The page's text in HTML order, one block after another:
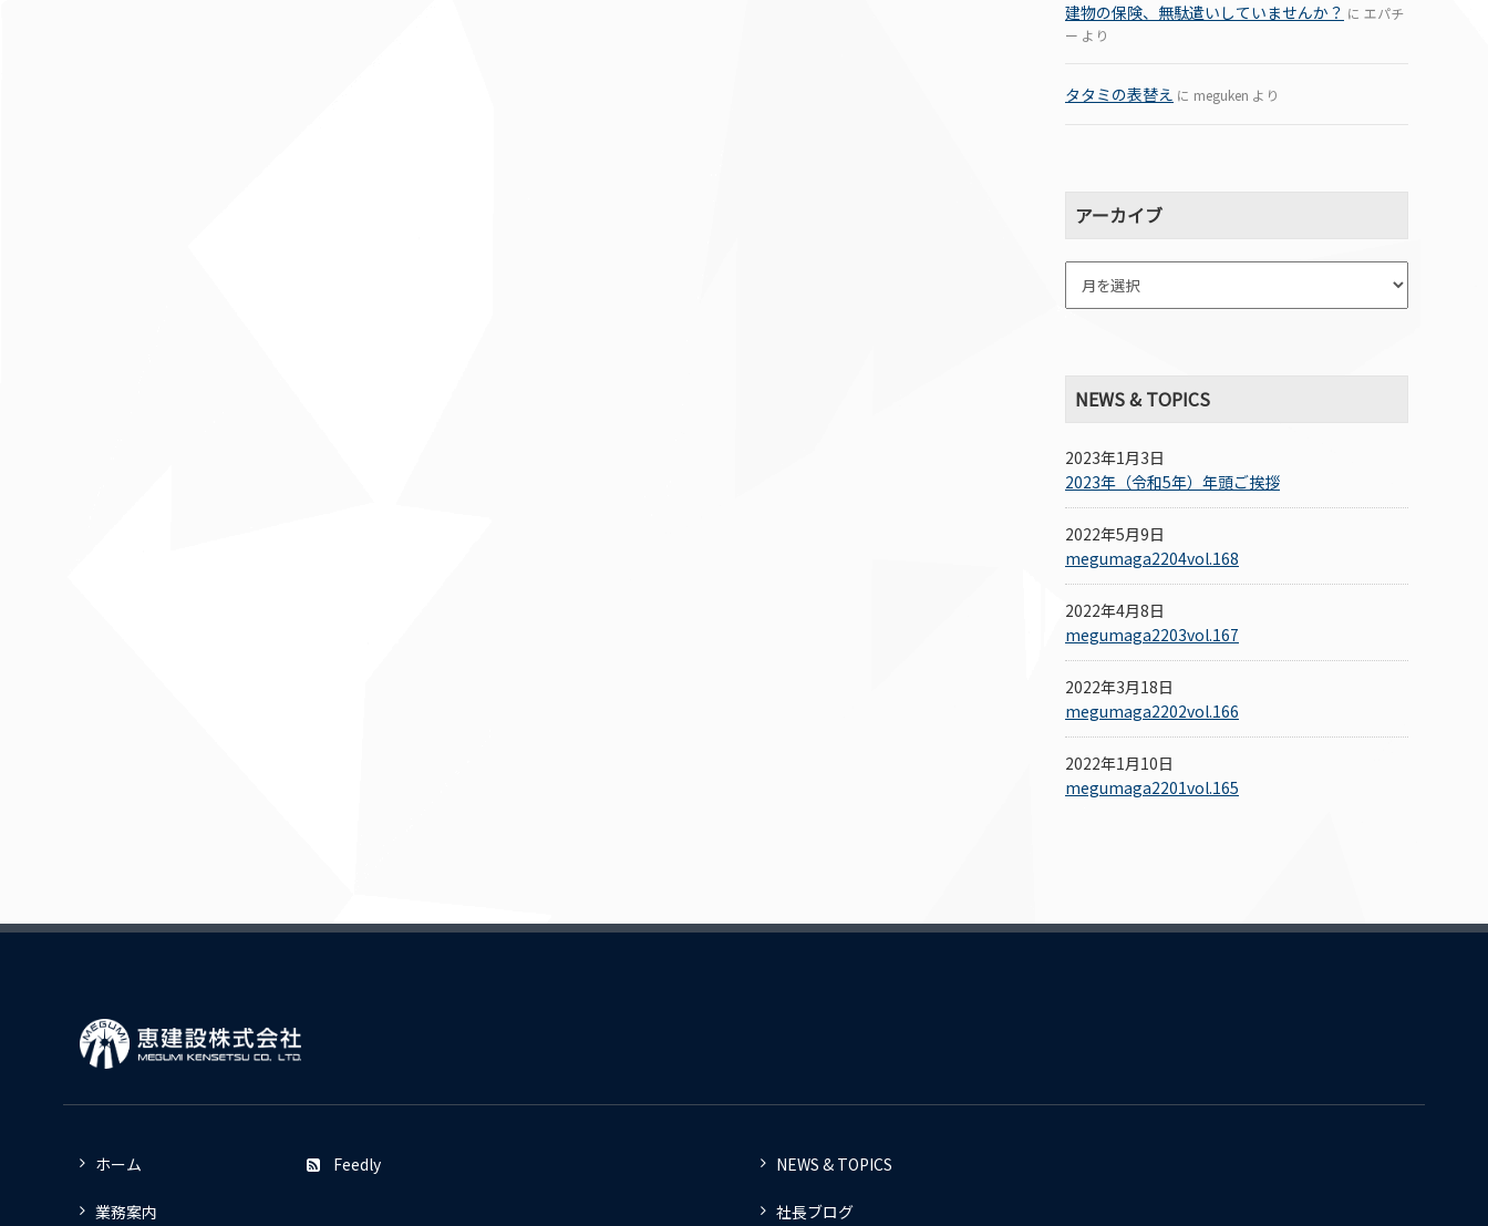
建物の保険、無駄遣いしていませんか？ に エパチ
ー より
タタミの表替え に meguken より
アーカイブ
NEWS & TOPICS
2023年1月3日
2023年（令和5年）年頭ご挨拶
2022年5月9日
megumaga2204vol.168
2022年4月8日
megumaga2203vol.167
2022年3月18日
megumaga2202vol.166
2022年1月10日
megumaga2201vol.165
ホーム
業務案内
Feedly NEWS & TOPICS
社長ブログ